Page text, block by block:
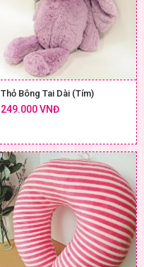
Thỏ Bông Tai Dài (Tím)
249.000 VNĐ